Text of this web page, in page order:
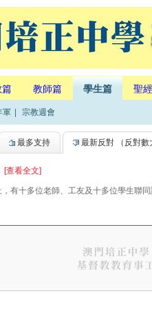
篇 教師篇 學生篇 聖
軍 宗教週會
最多支持 最新反對 （反對
[查看全文]
有十多位老師、工友及十多位學生聯